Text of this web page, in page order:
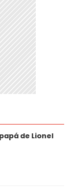
de Lionel